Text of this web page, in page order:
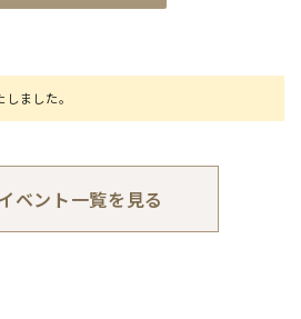
ました。
ベント一覧を見る